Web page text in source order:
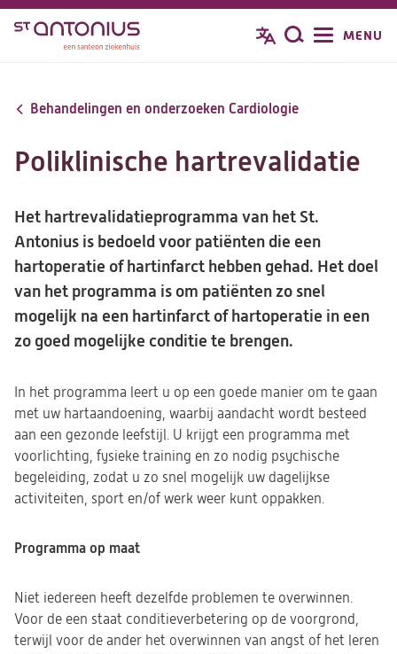
Overslaan
inhoud
Zoeken
MENU
Behandelingen en onderzoeken Cardiologie
Poliklinische hartrevalidatie
Het hartrevalidatieprogramma van het St.
Antonius is bedoeld voor patiënten die een
hartoperatie of hartinfarct hebben gehad. Het doel
van het programma is om patiënten zo snel
mogelijk na een hartinfarct of hartoperatie in een
zo goed mogelijke conditie te brengen.
In het programma leert u op een goede manier om te gaan
met uw hartaandoening, waarbij aandacht wordt besteed
aan een gezonde leefstijl. U krijgt een programma met
voorlichting, fysieke training en zo nodig psychische
begeleiding, zodat u zo snel mogelijk uw dagelijkse
activiteiten, sport en/of werk weer kunt oppakken.
Programma op maat
Niet iedereen heeft dezelfde problemen te overwinnen.
Voor de een staat conditieverbetering op de voorgrond,
terwijl voor de ander het overwinnen van angst of het leren